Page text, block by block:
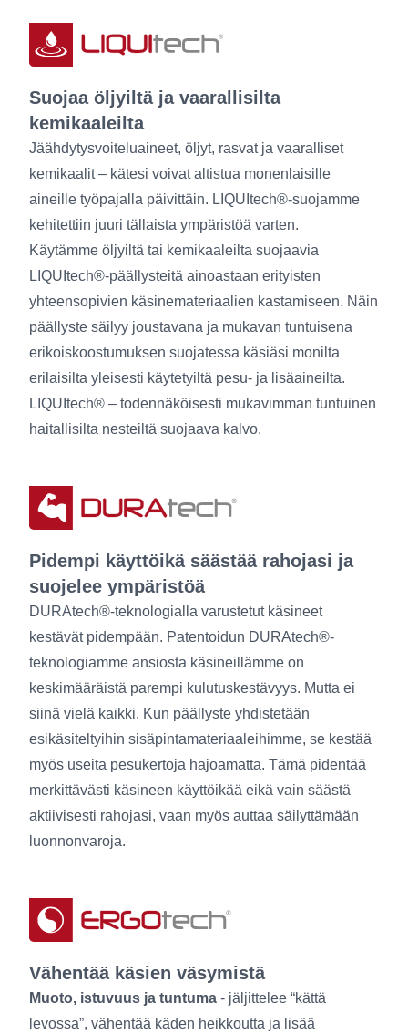
Suojaa öljyiltä ja vaarallisilta
kemikaaleilta
Jäähdytysvoiteluaineet, öljyt, rasvat ja vaaralliset
kemikaalit – kätesi voivat altistua monenlaisille
aineille työpajalla päivittäin. LIQUItech®-suojamme
kehitettiin juuri tällaista ympäristöä varten.
Käytämme öljyiltä tai kemikaaleilta suojaavia
LIQUItech®-päällysteitä ainoastaan erityisten
yhteensopivien käsinemateriaalien kastamiseen. Näin
päällyste säilyy joustavana ja mukavan tuntuisena
erikoiskoostumuksen suojatessa käsiäsi monilta
erilaisilta yleisesti käytetyiltä pesu- ja lisäaineilta.
LIQUItech® – todennäköisesti mukavimman tuntuinen
haitallisilta nesteiltä suojaava kalvo.
Pidempi käyttöikä säästää rahojasi ja
suojelee ympäristöä
DURAtech®-teknologialla varustetut käsineet
kestävät pidempään. Patentoidun DURAtech®-
teknologiamme ansiosta käsineillämme on
keskimääräistä parempi kulutuskestävyys. Mutta ei
siinä vielä kaikki. Kun päällyste yhdistetään
esikäsiteltyihin sisäpintamateriaaleihimme, se kestää
myös useita pesukertoja hajoamatta. Tämä pidentää
merkittävästi käsineen käyttöikää eikä vain säästä
aktiivisesti rahojasi, vaan myös auttaa säilyttämään
luonnonvaroja.
Vähentää käsien väsymistä
Muoto, istuvuus ja tuntuma - jäljittelee “kättä
levossa”, vähentää käden heikkoutta ja lisää